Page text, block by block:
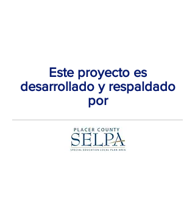
Este proyecto es
desarrollado y respaldado
por